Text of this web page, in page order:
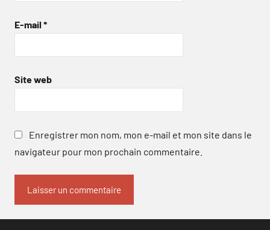
E-mail *
Site web
Enregistrer mon nom, mon e-mail et mon site dans le
navigateur pour mon prochain commentaire.